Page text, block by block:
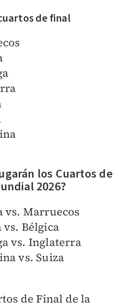
de final
los Cuartos de
2026?
vs. Marruecos
vs. Bélgica
vs. Inglaterra
vs. Suiza
de Final de la